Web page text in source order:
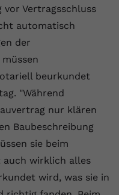
vor Vertragsschluss
automatisch
der
beurkundet
"Während
nur klären
Baubeschreibung
sie beim
auch wirklich alles
wird, was sie in